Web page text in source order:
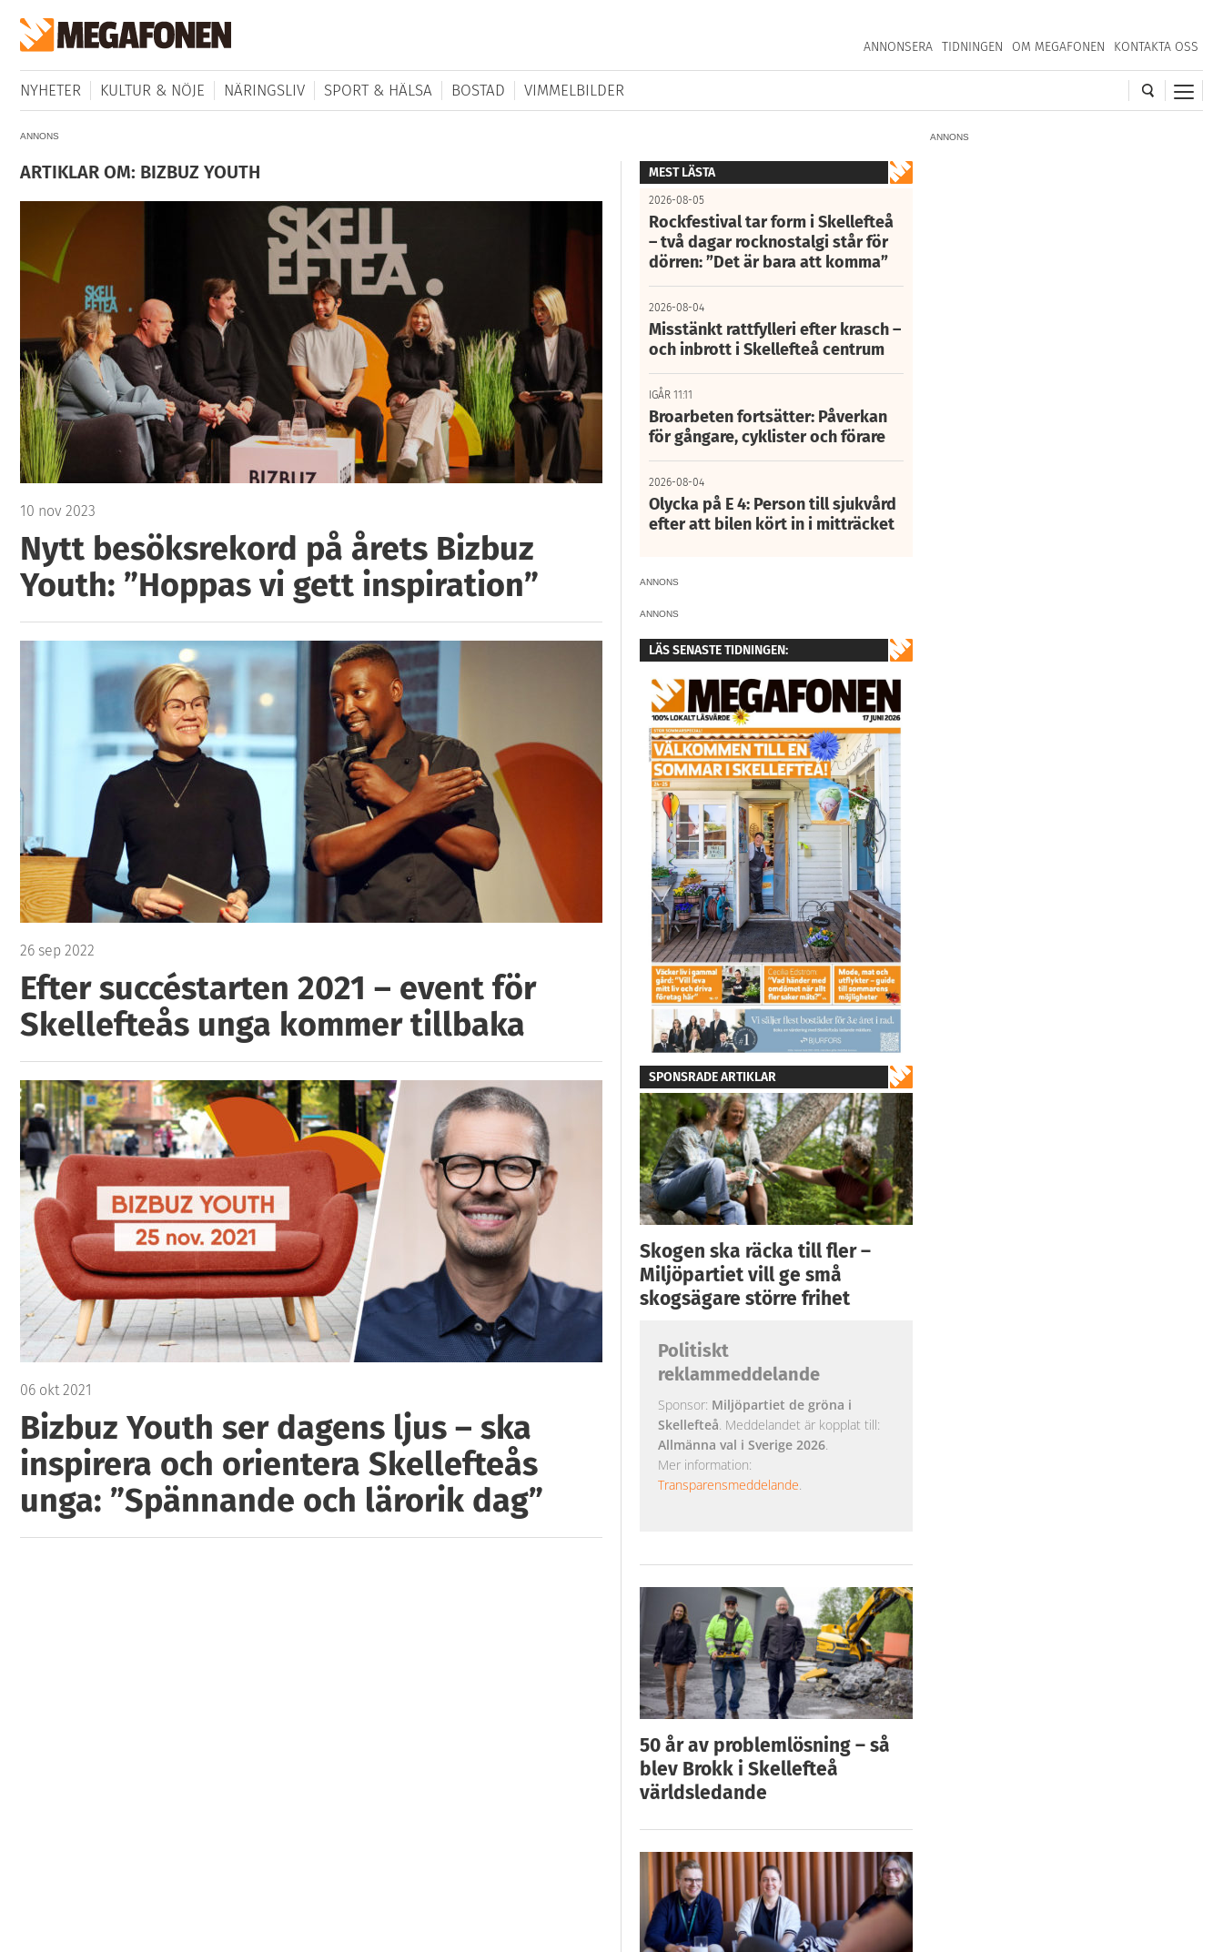
ANNONSERA TIDNINGEN OM MEGAFONEN KONTAKTA OSS
NYHETER KULTUR & NÖJE NÄRINGSLIV SPORT & HÄLSA BOSTAD VIMMELBILDER
ANNONS
ANNONS
ARTIKLAR OM: BIZBUZ YOUTH
10 nov 2023
Nytt besöksrekord på årets Bizbuz
Youth: ”Hoppas vi gett inspiration”
26 sep 2022
Efter succéstarten 2021 – event för
Skellefteås unga kommer tillbaka
06 okt 2021
Bizbuz Youth ser dagens ljus – ska
inspirera och orientera Skellefteås
unga: ”Spännande och lärorik dag”
MEST LÄSTA
2026-08-05
Rockfestival tar form i Skellefteå
– två dagar rocknostalgi står för
dörren: ”Det är bara att komma”
2026-08-04
Misstänkt rattfylleri efter krasch –
och inbrott i Skellefteå centrum
IGÅR 11:11
Broarbeten fortsätter: Påverkan
för gångare, cyklister och förare
2026-08-04
Olycka på E 4: Person till sjukvård
efter att bilen kört in i mitträcket
ANNONS
ANNONS
LÄS SENASTE TIDNINGEN:
SPONSRADE ARTIKLAR
Skogen ska räcka till fler –
Miljöpartiet vill ge små
skogsägare större frihet
Politiskt
reklammeddelande
Sponsor: Miljöpartiet de gröna i
Skellefteå. Meddelandet är kopplat till:
Allmänna val i Sverige 2026.
Mer information:
Transparensmeddelande.
50 år av problemlösning – så
blev Brokk i Skellefteå
världsledande